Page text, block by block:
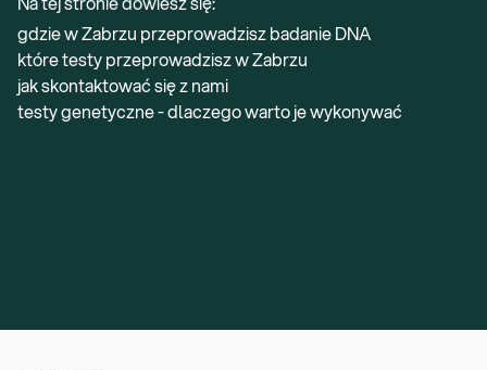
gdzie w Zabrzu przeprowadzisz badanie DNA
które testy przeprowadzisz w Zabrzu
jak skontaktować się z nami
testy genetyczne - dlaczego warto je wykonywać